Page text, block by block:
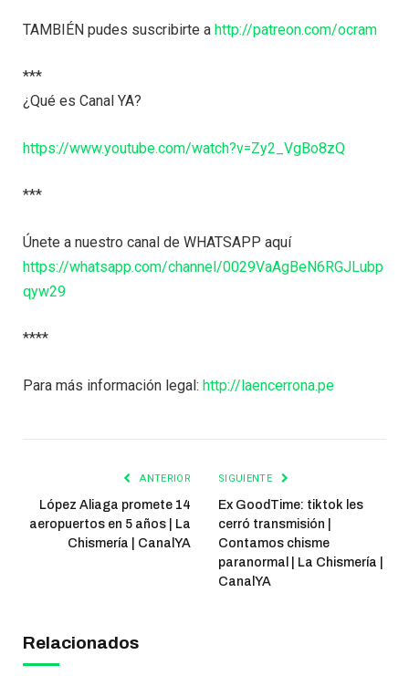
TAMBIÉN pudes suscribirte a http://patreon.com/ocram
***
¿Qué es Canal YA?
https://www.youtube.com/watch?v=Zy2_VgBo8zQ
***
Únete a nuestro canal de WHATSAPP aquí
https://whatsapp.com/channel/0029VaAgBeN6RGJLubp
qyw29
****
Para más información legal: http://laencerrona.pe
ANTERIOR
López Aliaga promete 14
aeropuertos en 5 años | La
Chismería | CanalYA
SIGUIENTE
Ex GoodTime: tiktok les
cerró transmisión |
Contamos chisme
paranormal | La Chismería |
CanalYA
Relacionados